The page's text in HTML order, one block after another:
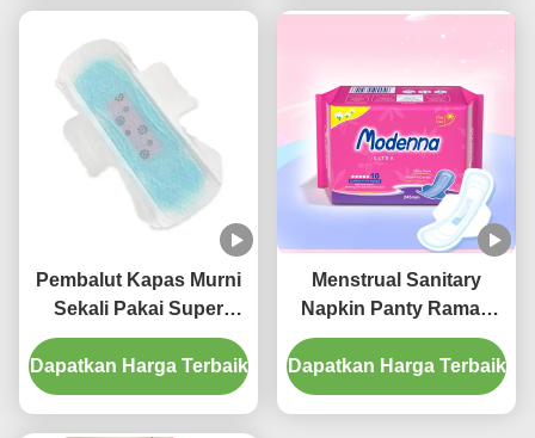
Pembalut Kapas Murni
Sekali Pakai Super
Menyerap Pembalut
Feminin Dengan Sayap
Dapatkan Harga Terbaik
Menstrual Sanitary
Napkin Panty Ramah
Lingkungan Serbet
Kapas Bernapas Untuk
Menstruasi
Dapatkan Harga Terbaik